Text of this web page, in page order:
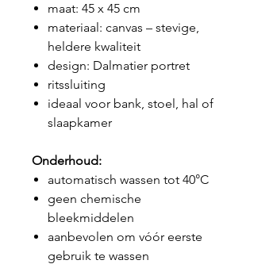
maat: 45 x 45 cm
materiaal: canvas – stevige,
heldere kwaliteit
design: Dalmatier portret
ritssluiting
ideaal voor bank, stoel, hal of
slaapkamer
Onderhoud:
automatisch wassen tot 40°C
geen chemische
bleekmiddelen
aanbevolen om vóór eerste
gebruik te wassen